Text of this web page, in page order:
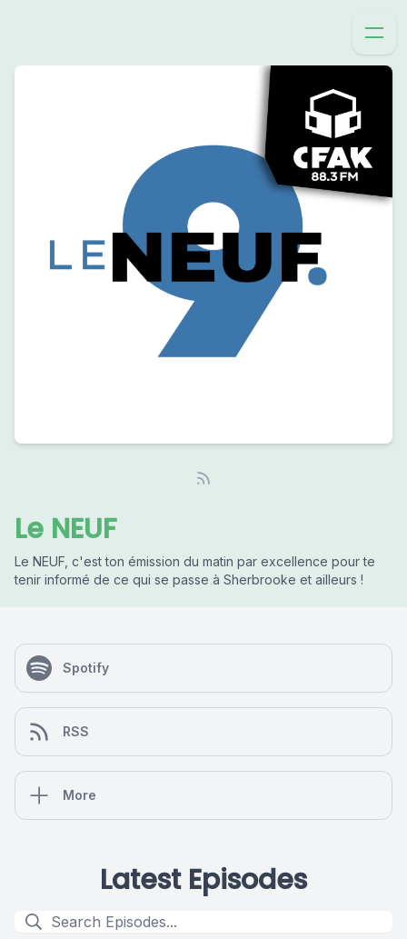
Le NEUF
Le NEUF, c'est ton émission du matin par excellence pour te
tenir informé de ce qui se passe à Sherbrooke et ailleurs !
Spotify
RSS
More
Latest Episodes